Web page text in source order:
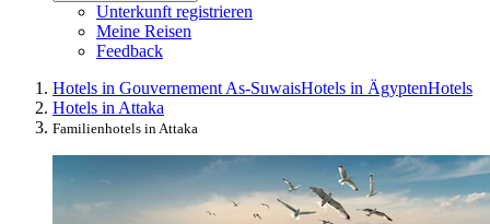
Unterkunft registrieren
Meine Reisen
Feedback
Hotels in Gouvernement As-SuwaisHotels in ÄgyptenHotels
Hotels in Attaka
Familienhotels in Attaka